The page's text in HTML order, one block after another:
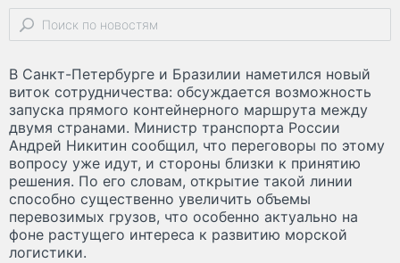
В Санкт-Петербурге и Бразилии наметился новый
виток сотрудничества: обсуждается возможность
запуска прямого контейнерного маршрута между
двумя странами. Министр транспорта России
Андрей Никитин сообщил, что переговоры по этому
вопросу уже идут, и стороны близки к принятию
решения. По его словам, открытие такой линии
способно существенно увеличить объемы
перевозимых грузов, что особенно актуально на
фоне растущего интереса к развитию морской
логистики.